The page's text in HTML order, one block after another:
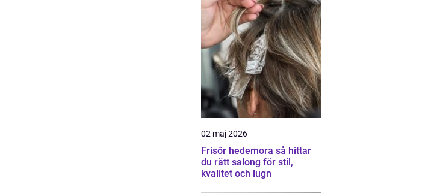
02 maj 2026
Frisör hedemora så hittar
du rätt salong för stil,
kvalitet och lugn